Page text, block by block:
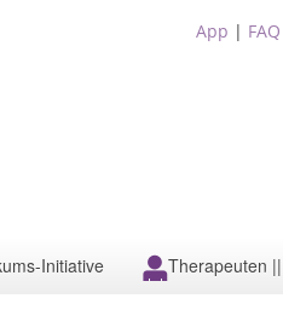
App |
Initiative Therapeuten